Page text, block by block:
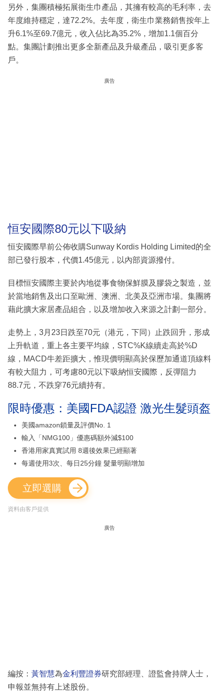
另外，集團積極拓展衛生巾產品，其擁有較高的毛利率，去
年度維持穩定，達72.2%。去年度，衛生巾業務銷售按年上
升6.1%至69.7億元，收入佔比為35.2%，增加1.1個百分
點。集團計劃推出更多全新產品及升級產品，吸引更多客
戶。
廣告
恒安國際80元以下吸納
恒安國際早前公佈收購Sunway Kordis Holding Limited的全
部已發行股本，代價1.45億元，以內部資源撥付。
目標恒安國際主要於內地從事食物保鮮膜及膠袋之製造，並
於當地銷售及出口至歐洲、澳洲、北美及亞洲市場。集團將
藉此擴大家居產品組合，以及增加收入來源之計劃一部分。
走勢上，3月23日跌至70元（港元，下同）止跌回升，形成
上升軌道，重上各主要平均線，STC%K線續走高於%D
線，MACD牛差距擴大，惟現價明顯高於保歷加通道頂線料
有較大阻力，可考慮80元以下吸納恒安國際，反彈阻力
88.7元，不跌穿76元續持有。
限時優惠：美國FDA認證 激光生髮頭盔
美國amazon鎖量及評價No. 1
輸入「NMG100」優惠碼額外減$100
香港用家真實試用 8週後效果已經顯著
每週使用3次、每日25分鐘 髮量明顯增加
立即選購
資料由客戶提供
廣告
編按： 黃智慧為金利豐證券研究部經理、證監會持牌人士，
申報並無持有上述股份。